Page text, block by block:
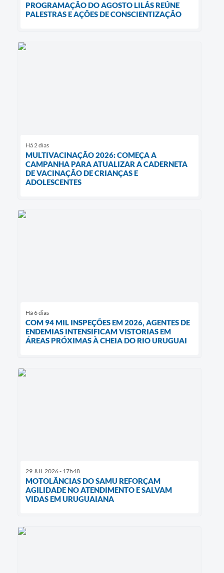
PROGRAMAÇÃO DO AGOSTO LILÁS REÚNE
PALESTRAS E AÇÕES DE CONSCIENTIZAÇÃO
Há 2 dias
MULTIVACINAÇÃO 2026: COMEÇA A
CAMPANHA PARA ATUALIZAR A CADERNETA
DE VACINAÇÃO DE CRIANÇAS E
ADOLESCENTES
Há 6 dias
COM 94 MIL INSPEÇÕES EM 2026, AGENTES DE
ENDEMIAS INTENSIFICAM VISTORIAS EM
ÁREAS PRÓXIMAS À CHEIA DO RIO URUGUAI
29 JUL 2026 - 17h48
MOTOLÂNCIAS DO SAMU REFORÇAM
AGILIDADE NO ATENDIMENTO E SALVAM
VIDAS EM URUGUAIANA